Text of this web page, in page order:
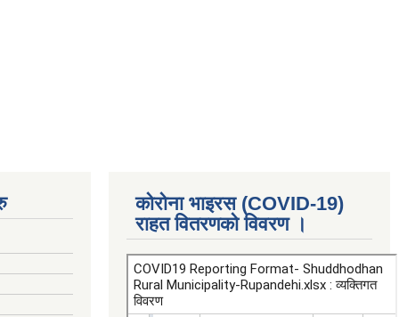
कोरोना भाइरस (COVID-19)
राहत वितरणको विवरण ।